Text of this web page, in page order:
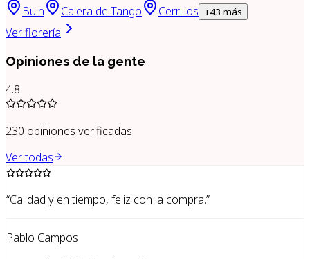
Buin Calera de Tango Cerrillos +43 más
Ver florería
Opiniones de la gente
4.8
230 opiniones verificadas
Ver todas
“Calidad y en tiempo, feliz con la compra.”
Pablo Campos